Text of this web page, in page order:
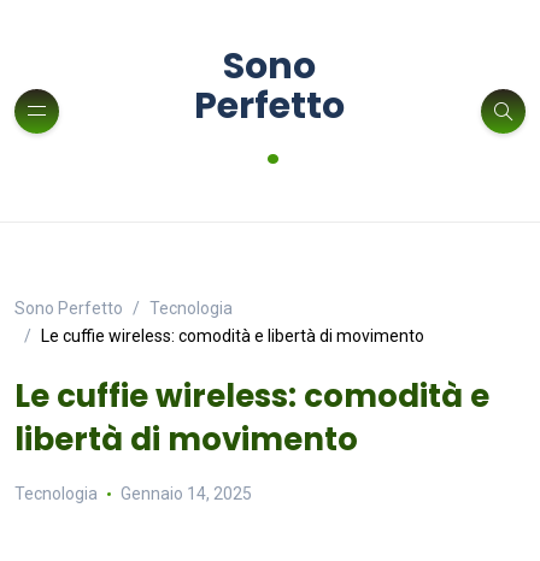
Sono
Perfetto
.
Sono Perfetto
Tecnologia
Le cuffie wireless: comodità e libertà di movimento
Le cuffie wireless: comodità e
libertà di movimento
Tecnologia Gennaio 14, 2025